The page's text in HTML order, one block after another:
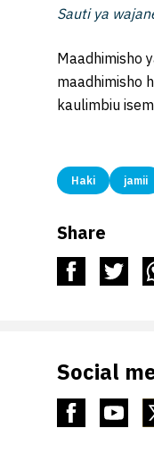
Sauti ya
Maadhimisho
maadhimisho
kaulimbiu
Haki jamii
Share
Social